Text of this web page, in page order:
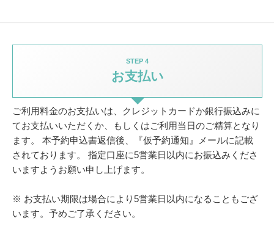
STEP 4
お支払い
ご利用料金のお支払いは、クレジットカードか銀行振込みに
てお支払いいただくか、
もしくはご利用当日のご精算となり
ます。
本予約申込書返信後、『仮予約通知』メールに記載
されております。
指定口座に5営業日以内にお振込みくださ
いますようお願い申し上げます。
※ お支払い期限は場合により5営業日以内になることもござ
います。予めご了承ください。